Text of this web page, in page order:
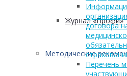
Журнал «Профи»
Методические
договора
Перечень